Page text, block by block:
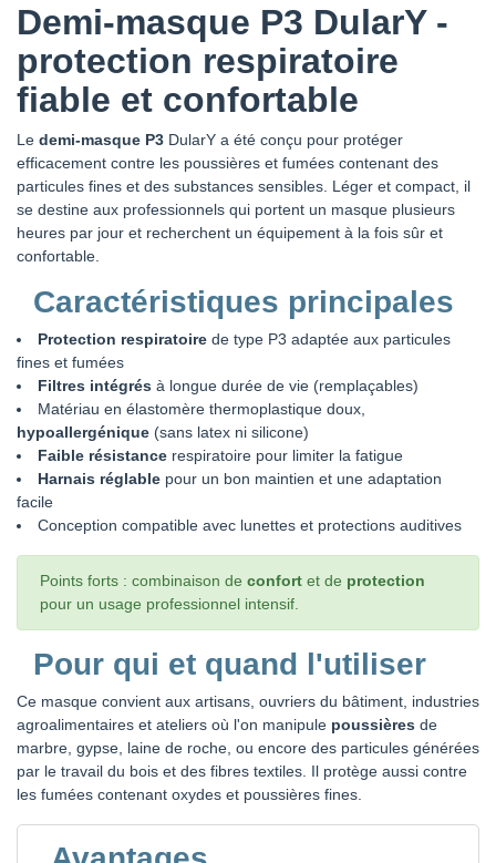
Demi-masque P3 DularY -
protection respiratoire
fiable et confortable
Le demi-masque P3 DularY a été conçu pour protéger
efficacement contre les poussières et fumées contenant des
particules fines et des substances sensibles. Léger et compact, il
se destine aux professionnels qui portent un masque plusieurs
heures par jour et recherchent un équipement à la fois sûr et
confortable.
Caractéristiques principales
Protection respiratoire de type P3 adaptée aux particules
fines et fumées
Filtres intégrés à longue durée de vie (remplaçables)
Matériau en élastomère thermoplastique doux,
hypoallergénique (sans latex ni silicone)
Faible résistance respiratoire pour limiter la fatigue
Harnais réglable pour un bon maintien et une adaptation
facile
Conception compatible avec lunettes et protections auditives
Points forts : combinaison de confort et de protection
pour un usage professionnel intensif.
Pour qui et quand l'utiliser
Ce masque convient aux artisans, ouvriers du bâtiment, industries
agroalimentaires et ateliers où l'on manipule poussières de
marbre, gypse, laine de roche, ou encore des particules générées
par le travail du bois et des fibres textiles. Il protège aussi contre
les fumées contenant oxydes et poussières fines.